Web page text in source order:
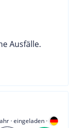
Ausfälle.
· eingeladen ·